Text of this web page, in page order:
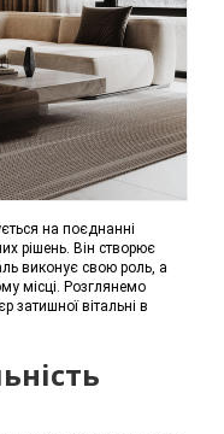
на поєднанні
рішень. Він створює
виконує свою роль, а
місці. Розглянемо
затишної вітальні в